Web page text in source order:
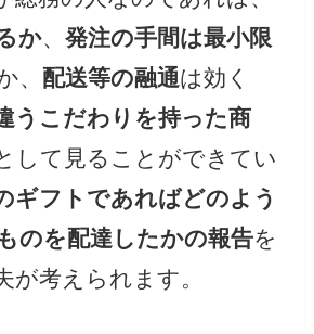
か、発注の手間は最小限
、 配送等の融通は効く
うこだわりを持った商
して見ることができてい
ギフトであればどのよう
のを配達したかの報告を
が考えられます。